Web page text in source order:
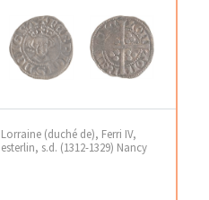
Lorraine (duché de), Ferri IV,
esterlin, s.d. (1312-1329) Nancy